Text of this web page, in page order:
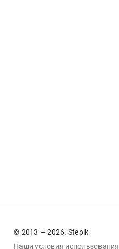
© 2013 — 2026. Stepik
Наши условия использования